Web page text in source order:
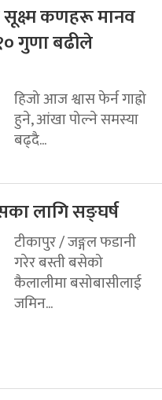
कणहरू मानव
गुणा बढीले
हिजो आज श्वास फेर्न गाह्रो
हुने, आंखा पोल्ने समस्या
बढ्दै...
लागि सङ्घर्ष
टीकापुर / जङ्गल फडानी
गरेर बस्ती बसेको
कैलालीमा बसोबासीलाई
जमिन...